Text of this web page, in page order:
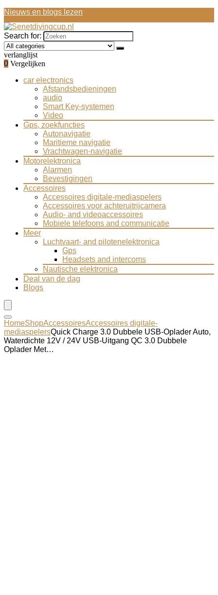
Nieuws en blogs lezen
Search for:
verlanglijst
0 Vergelijken
car electronics
Afstandsbedieningen
audio
Smart Key-systemen
Video
Gps, zoekfuncties
Autonavigatie
Maritieme navigatie
Vrachtwagen-navigatie
Motorelektronica
Alarmen
Bevestigingen
Accessoires
Accessoires digitale-mediaspelers
Accessoires voor achteruitrijcamera
Audio- and videoaccessoires
Mobiele telefoons and communicatie
Meer
Luchtvaart- and pilotenelektronica
Gps
Headsets and intercoms
Nautische elektronica
Deal van de dag
Blogs
HomeShopAccessoiresAccessoires digitale-
mediaspelersQuick Charge 3.0 Dubbele USB-Oplader Auto,
Waterdichte 12V / 24V USB-Uitgang QC 3.0 Dubbele
Oplader Met…